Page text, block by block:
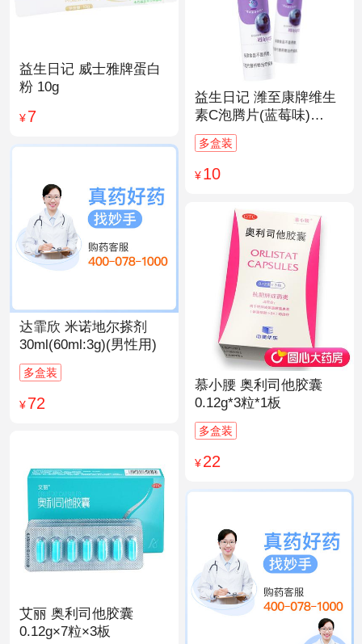
益生日记 威士雅牌蛋白
粉 10g
¥7
益生日记 潍至康牌维生
素C泡腾片(蓝莓味)
4.0g*20片
多盒装
¥10
达霏欣 米诺地尔搽剂
30ml(60ml:3g)(男性用)
多盒装
¥72
慕小腰 奥利司他胶囊
0.12g*3粒*1板
多盒装
¥22
艾丽 奥利司他胶囊
0.12g×7粒×3板